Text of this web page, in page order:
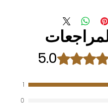
5 من أصل 5 نجوم. 5.0
1
0